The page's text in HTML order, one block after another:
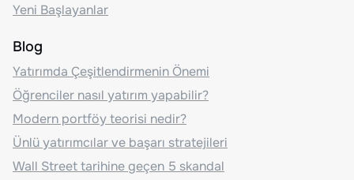
Yeni Başlayanlar
Blog
Yatırımda Çeşitlendirmenin Önemi
Öğrenciler nasıl yatırım yapabilir?
Modern portföy teorisi nedir?
Ünlü yatırımcılar ve başarı stratejileri
Wall Street tarihine geçen 5 skandal